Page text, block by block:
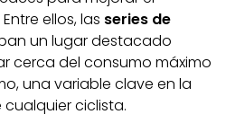
ellos, las series de
un lugar destacado
cerca del consumo máximo
una variable clave en la
ciclista.